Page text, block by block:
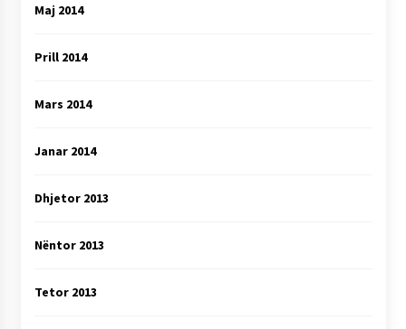
Maj 2014
Prill 2014
Mars 2014
Janar 2014
Dhjetor 2013
Nëntor 2013
Tetor 2013